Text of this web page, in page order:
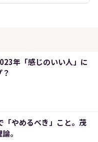
年「感じのいい人」に
「やめるべき」こと。茂
。